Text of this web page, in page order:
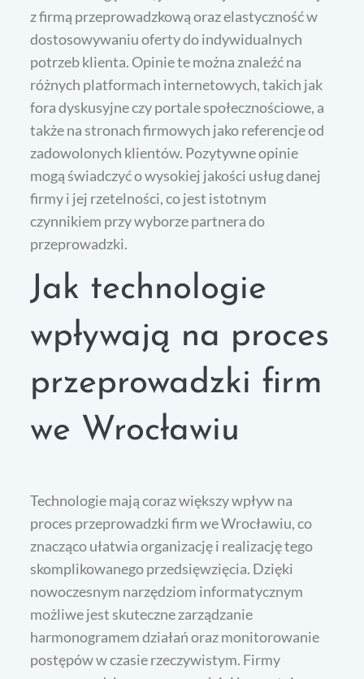
z firmą przeprowadzkową oraz elastyczność w
dostosowywaniu oferty do indywidualnych
potrzeb klienta. Opinie te można znaleźć na
różnych platformach internetowych, takich jak
fora dyskusyjne czy portale społecznościowe, a
także na stronach firmowych jako referencje od
zadowolonych klientów. Pozytywne opinie
mogą świadczyć o wysokiej jakości usług danej
firmy i jej rzetelności, co jest istotnym
czynnikiem przy wyborze partnera do
przeprowadzki.
Jak technologie
wpływają na proces
przeprowadzki firm
we Wrocławiu
Technologie mają coraz większy wpływ na
proces przeprowadzki firm we Wrocławiu, co
znacząco ułatwia organizację i realizację tego
skomplikowanego przedsięwzięcia. Dzięki
nowoczesnym narzędziom informatycznym
możliwe jest skuteczne zarządzanie
harmonogramem działań oraz monitorowanie
postępów w czasie rzeczywistym. Firmy